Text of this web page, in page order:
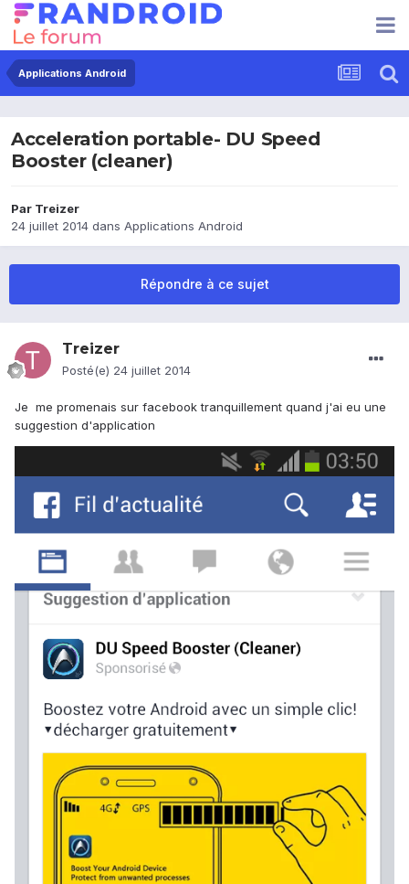
Applications Android
Acceleration portable- DU Speed
Booster (cleaner)
Par Treizer
24 juillet 2014 dans Applications Android
Répondre à ce sujet
Treizer
Posté(e) 24 juillet 2014
Je me promenais sur facebook tranquillement quand j'ai eu une
suggestion d'application